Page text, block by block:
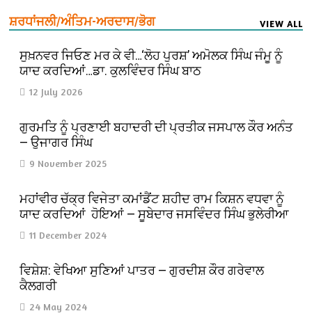
ਸ਼ਰਧਾਂਜਲੀ/ਅੰਤਿਮ-ਅਰਦਾਸ/ਭੋਗ VIEW ALL
ਸੁਖ਼ਨਵਰ ਜਿਓਣ ਮਰ ਕੇ ਵੀ…‘ਲੋਹ ਪੁਰਸ਼’ ਅਮੋਲਕ ਸਿੰਘ ਜੰਮੂ ਨੂੰ
ਯਾਦ ਕਰਦਿਆਂ…ਡਾ. ਕੁਲਵਿੰਦਰ ਸਿੰਘ ਬਾਠ
12 July 2026
ਗੁਰਮਤਿ ਨੂੰ ਪ੍ਰਣਾਈ ਬਹਾਦਰੀ ਦੀ ਪ੍ਰਤੀਕ ਜਸਪਾਲ ਕੌਰ ਅਨੰਤ
— ਉਜਾਗਰ ਸਿੰਘ
9 November 2025
ਮਹਾਂਵੀਰ ਚੱਕ੍ਰ ਵਿਜੇਤਾ ਕਮਾਂਡੈਂਟ ਸ਼ਹੀਦ ਰਾਮ ਕਿਸ਼ਨ ਵਧਵਾ ਨੂੰ
ਯਾਦ ਕਰਦਿਆਂ ਹੋਇਆਂ — ਸੂਬੇਦਾਰ ਜਸਵਿੰਦਰ ਸਿੰਘ ਭੁਲੇਰੀਆ
11 December 2024
ਵਿਸ਼ੇਸ਼: ਵੇਖਿਆ ਸੁਣਿਆਂ ਪਾਤਰ — ਗੁਰਦੀਸ਼ ਕੌਰ ਗਰੇਵਾਲ
ਕੈਲਗਰੀ
24 May 2024